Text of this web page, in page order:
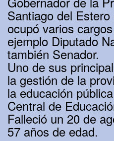
Santiago del
ocupó varios
ejemplo Diputado
también Senador.
Uno de sus
la gestión de la
la educación
Central de
Falleció un 20 de
57 años de edad.